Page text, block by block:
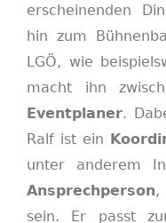
erscheinenden
hin zum
LGÖ, wie
macht ihn
Eventplaner.
Ralf ist ein
unter anderem
Ansprechperson,
sein. Er passt